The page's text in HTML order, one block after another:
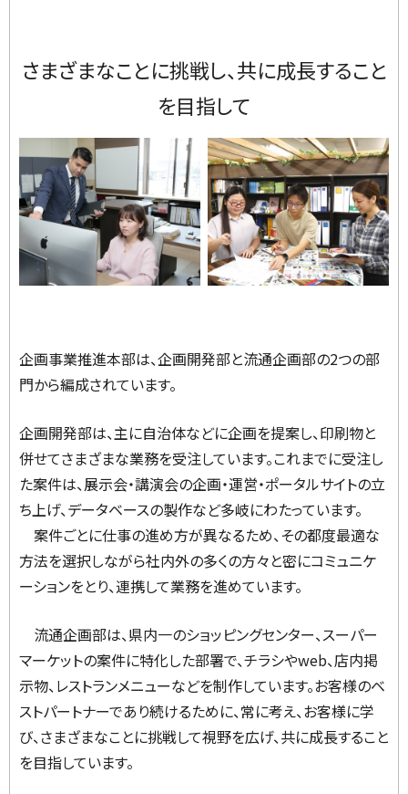
さまざまなことに挑戦し、共に成長すること
を目指して
企画事業推進本部は、企画開発部と流通企画部の2つの部
門から編成されています。
企画開発部は、主に自治体などに企画を提案し、印刷物と
併せてさまざまな業務を受注しています。これまでに受注し
た案件は、展示会・講演会の企画・運営・ポータルサイトの立
ち上げ、データベースの製作など多岐にわたっています。
案件ごとに仕事の進め方が異なるため、その都度最適な
方法を選択しながら社内外の多くの方々と密にコミュニケ
ーションをとり、連携して業務を進めています。
流通企画部は、県内一のショッピングセンター、スーパー
マーケットの案件に特化した部署で、チラシやweb、店内掲
示物、レストランメニューなどを制作しています。お客様のベ
ストパートナーであり続けるために、常に考え、お客様に学
び、さまざまなことに挑戦して視野を広げ、共に成長すること
を目指しています。